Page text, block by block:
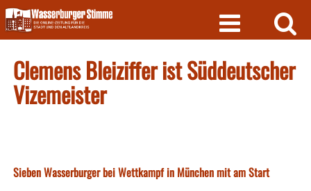
Skip
to
content
Clemens Bleiziffer ist Süddeutscher
Vizemeister
Sieben Wasserburger bei Wettkampf in München mit am Start